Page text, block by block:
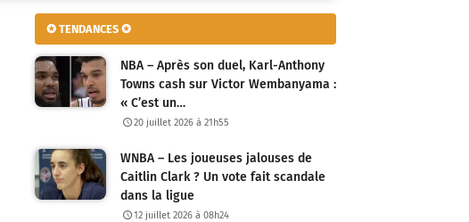
✪ TENDANCES ✪
NBA – Après son duel, Karl-Anthony
Towns cash sur Victor Wembanyama :
« C’est un…
20 juillet 2026 à 21h55
WNBA – Les joueuses jalouses de
Caitlin Clark ? Un vote fait scandale
dans la ligue
12 juillet 2026 à 08h24